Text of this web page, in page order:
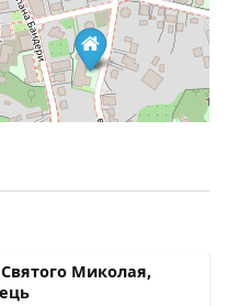
частування.
Миколая,